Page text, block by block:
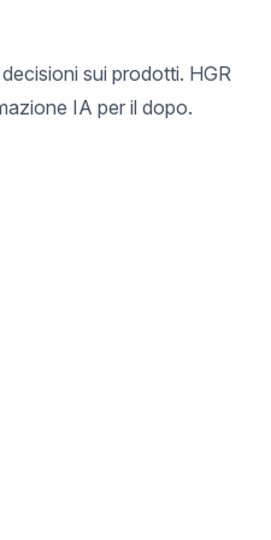
sui prodotti. HGR
IA per il dopo.